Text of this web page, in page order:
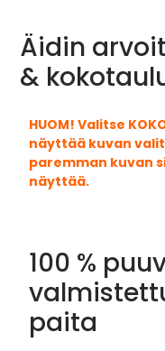
Äidin
&
HUOM! Valitse
näyttää kuvan
paremman kuvan
näyttää.
100 %
paita